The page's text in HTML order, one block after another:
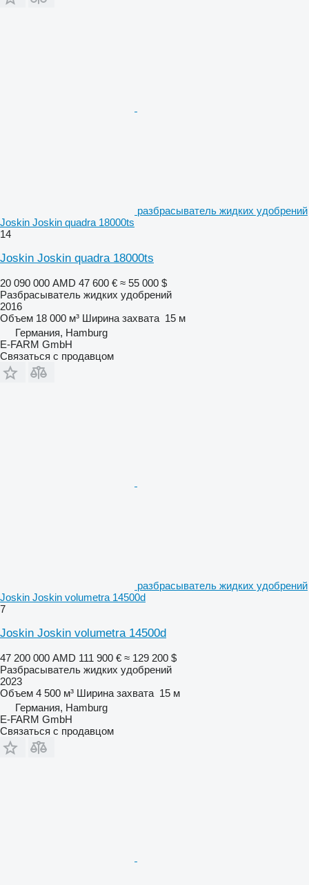
разбрасыватель жидких удобрений
Joskin Joskin quadra 18000ts
14
Joskin Joskin quadra 18000ts
20 090 000 AMD 47 600 € ≈ 55 000 $
Разбрасыватель жидких удобрений
2016
Объем 18 000 м³ Ширина захвата 15 м
Германия, Hamburg
E-FARM GmbH
Связаться с продавцом
разбрасыватель жидких удобрений
Joskin Joskin volumetra 14500d
7
Joskin Joskin volumetra 14500d
47 200 000 AMD 111 900 € ≈ 129 200 $
Разбрасыватель жидких удобрений
2023
Объем 4 500 м³ Ширина захвата 15 м
Германия, Hamburg
E-FARM GmbH
Связаться с продавцом